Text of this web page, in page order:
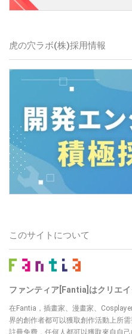
虎の穴ラボ(株)採用情報
このサイトについて
ファンティア[Fantia]はクリエ
在Fantia，插畫家、漫畫家、
界的創作者都可以獲取創作活動上所需